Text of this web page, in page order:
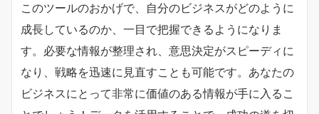
このツールのおかげで、自分のビジネスがどのように
成長しているのか、一目で把握できるようになりま
す。必要な情報が整理され、意思決定がスピーディに
なり、戦略を迅速に見直すことも可能です。あなたの
ビジネスにとって非常に価値のある情報が手に入るこ